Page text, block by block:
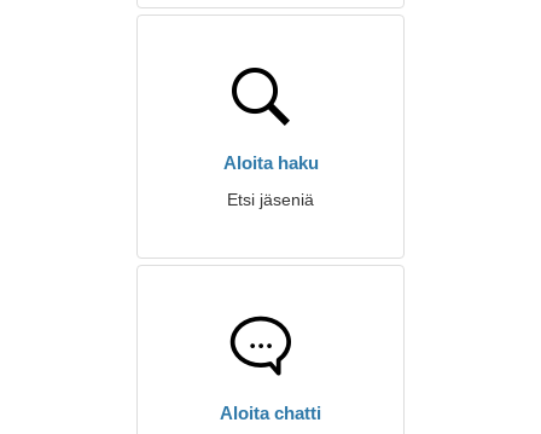
Aloita haku
Etsi jäseniä
Aloita chatti